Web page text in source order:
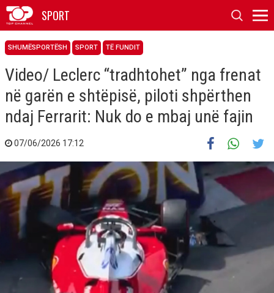
SPORT
SHUMËSPORTËSH SPORT TË FUNDIT
Video/ Leclerc “tradhtohet” nga frenat
në garën e shtëpisë, piloti shpërthen
ndaj Ferrarit: Nuk do e mbaj unë fajin
07/06/2026 17:12